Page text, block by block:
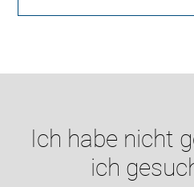
Ich habe nicht
ich